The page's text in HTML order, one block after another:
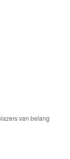
van belang